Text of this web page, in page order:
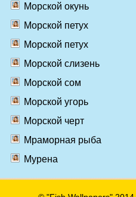
Морской окунь
Морской петух
Морской петух
Морской слизень
Морской сом
Морской угорь
Морской черт
Мраморная рыба
Мурена